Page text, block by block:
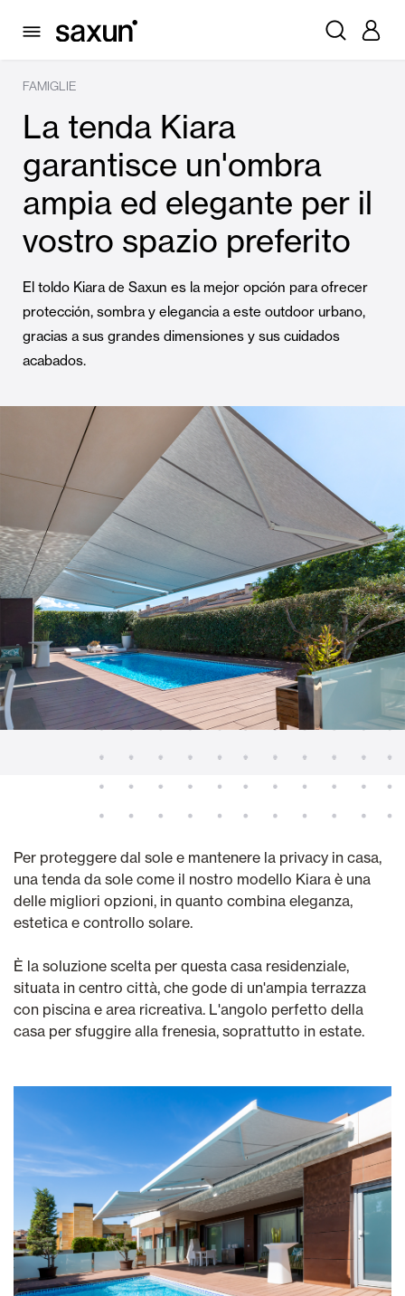
FAMIGLIE
La tenda Kiara
garantisce un'ombra
ampia ed elegante per il
vostro spazio preferito
El toldo Kiara de Saxun es la mejor opción para ofrecer
protección, sombra y elegancia a este outdoor urbano,
gracias a sus grandes dimensiones y sus cuidados
acabados.
Per proteggere dal sole e mantenere la privacy in casa,
una tenda da sole come il nostro modello Kiara è una
delle migliori opzioni, in quanto combina eleganza,
estetica e controllo solare.
È la soluzione scelta per questa casa residenziale,
situata in centro città, che gode di un'ampia terrazza
con piscina e area ricreativa. L'angolo perfetto della
casa per sfuggire alla frenesia, soprattutto in estate.